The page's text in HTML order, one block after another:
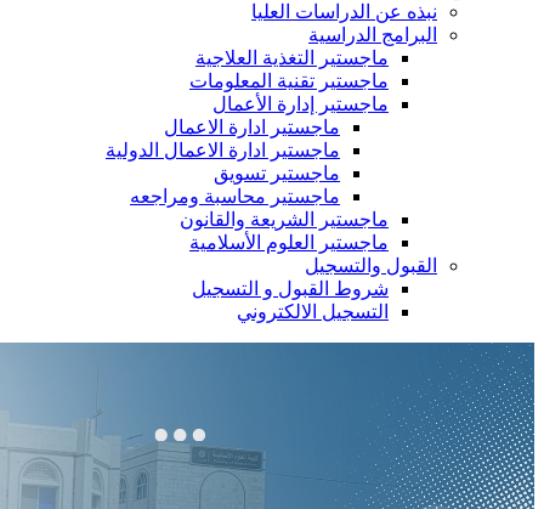
نبذه عن الدراسات العليا
البرامج الدراسية
ماجستير التغذية العلاجية
ماجستير تقنية المعلومات
ماجستير إدارة الأعمال
ماجستير ادارة الاعمال
ماجستير ادارة الاعمال الدولية
ماجستير تسويق
ماجستير محاسبة ومراجعه
ماجستير الشريعة والقانون
ماجستير العلوم الأسلامية
القبول والتسجيل
شروط القبول و التسجيل
التسجيل الالكتروني